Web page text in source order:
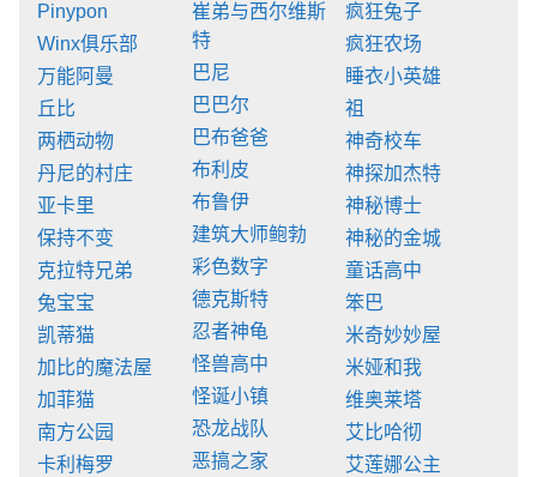
Pinypon
Winx俱乐部
万能阿曼
丘比
两栖动物
丹尼的村庄
亚卡里
保持不变
克拉特兄弟
兔宝宝
凯蒂猫
加比的魔法屋
加菲猫
南方公园
卡利梅罗
崔弟与西尔维斯
特
巴尼
巴巴尔
巴布爸爸
布利皮
布鲁伊
建筑大师鲍勃
彩色数字
德克斯特
忍者神龟
怪兽高中
怪诞小镇
恐龙战队
恶搞之家
疯狂兔子
疯狂农场
睡衣小英雄
祖
神奇校车
神探加杰特
神秘博士
神秘的金城
童话高中
笨巴
米奇妙妙屋
米娅和我
维奥莱塔
艾比哈彻
艾莲娜公主